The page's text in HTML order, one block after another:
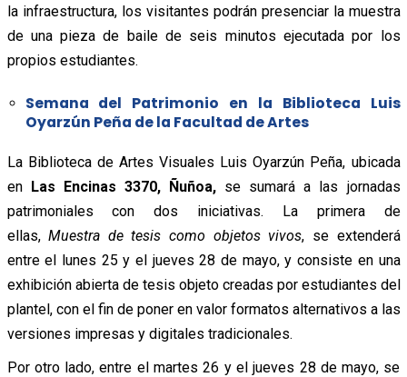
la infraestructura, los visitantes podrán presenciar la muestra
de una pieza de baile de seis minutos ejecutada por los
propios estudiantes.
Semana del Patrimonio en la Biblioteca Luis
Oyarzún Peña de la Facultad de Artes
La Biblioteca de Artes Visuales Luis Oyarzún Peña, ubicada
en Las Encinas 3370, Ñuñoa,se sumará a las jornadas
patrimoniales con dos iniciativas. La primera de
ellas,Muestra de tesis como objetos vivos, se extenderá
entre el lunes 25 y el jueves 28 de mayo, y consiste en una
exhibición abierta de tesis objeto creadas por estudiantes del
plantel, con el fin de poner en valor formatos alternativos a las
versiones impresas y digitales tradicionales.
Por otro lado, entre el martes 26 y el jueves 28 de mayo, se